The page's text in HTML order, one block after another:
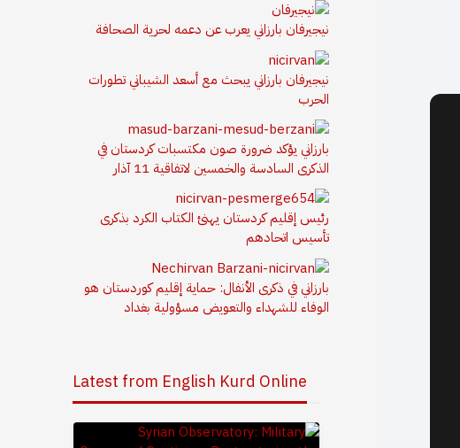
نيجيرفان بارزاني يعرب عن دعمه لحرية الصحافة
نيجيرفان بارزاني يبحث مع أسعد الشيباني تطورات
الحرب
بارزاني يؤكد ضرورة صون مكتسبات كردستان في
الذكرى السادسة والخمسين لاتفاقية 11 آذار
رئيس إقليم كردستان يهنئ الكتاب الكرد بذكرى
تأسيس اتحادهم
بارزاني في ذكرى الأنفال: حماية إقليم كوردستان هو
الوفاء للشهداء والتعويض مسؤولية بغداد
Latest from English Kurd Online